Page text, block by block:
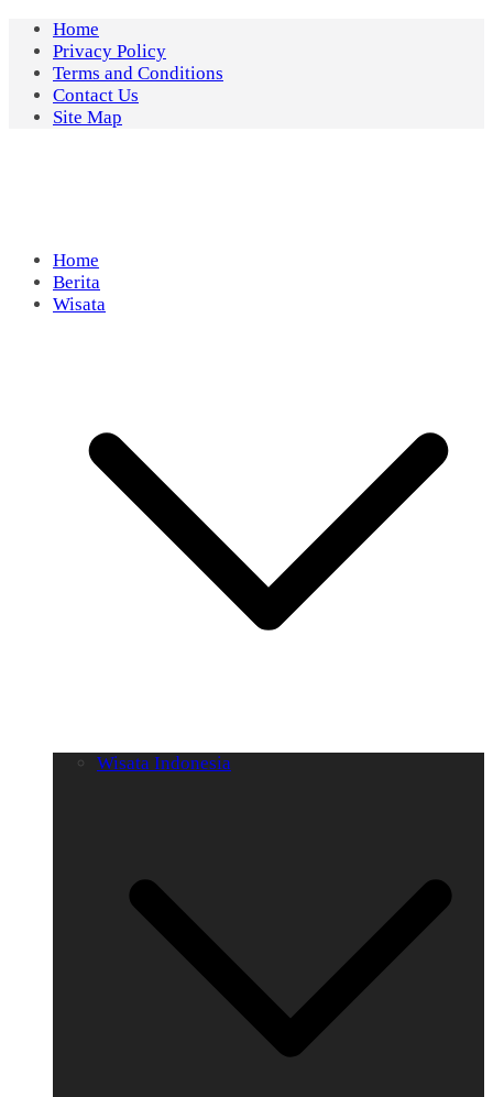
Skip
content
Home
Privacy Policy
Terms and Conditions
Contact Us
Site Map
Home
Berita
Wisata
Wisata Indonesia